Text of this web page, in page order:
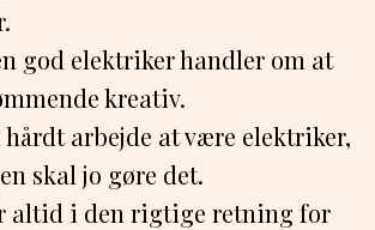
god elektriker handler om at
kreativ.
hårdt arbejde at være elektriker,
skal jo gøre det.
altid i den rigtige retning for